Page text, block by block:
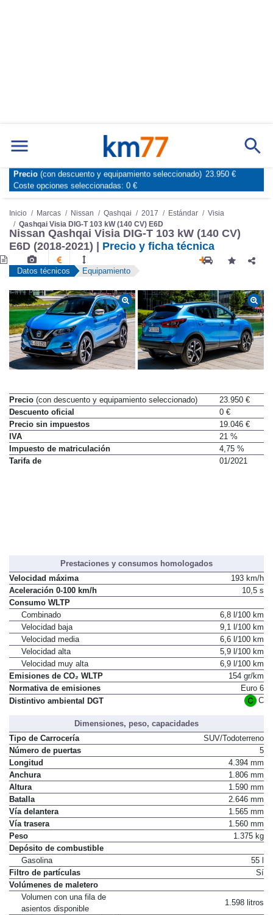
Marcas Comparador de coches
Inicio Marcas Nissan Qashqai 2017 Estándar
Visia
Qashqai Visia DIG-T 103 kW (140 CV) E6D
Nissan Qashqai Visia DIG-T 103 kW (140 CV)
E6D (2018-2021) | Precio y ficha técnica
Datos técnicos Equipamiento
Precio (con descuento y equipamiento seleccionado)
23.950 €
Descuento oficial
0 €
Precio sin impuestos
19.046 €
IVA
21 %
Impuesto de matriculación
4,75 %
Tarifa de
01/2021
Prestaciones y consumos homologados
Velocidad máxima
193 km/h
Aceleración 0-100 km/h
10,5 s
Consumo WLTP
Combinado
6,8 l/100 km
Velocidad baja
9,1 l/100 km
Velocidad media
6,6 l/100 km
Velocidad alta
5,9 l/100 km
Velocidad muy alta
6,9 l/100 km
Emisiones de CO₂ WLTP
154 gr/km
Normativa de emisiones
Euro 6
Distintivo ambiental DGT
C
Dimensiones, peso, capacidades
Tipo de Carrocería
SUV/Todoterreno
Número de puertas
5
Longitud
4.394 mm
Anchura
1.806 mm
Altura
1.590 mm
Batalla
2.646 mm
Vía delantera
1.565 mm
Vía trasera
1.560 mm
Peso
1.375 kg
Depósito de combustible
Gasolina
55 l
Filtro de partículas
Sí
Volúmenes de maletero
Volumen con una fila de
asientos disponible
1.598 litros
Precio (con descuento y equipamiento seleccionado) 23.950 €
Coste opciones seleccionadas: 0 €